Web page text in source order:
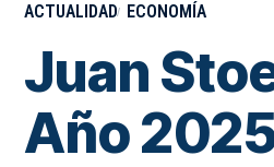
ACTUALIDAD ECONOMÍA
Juan
Año